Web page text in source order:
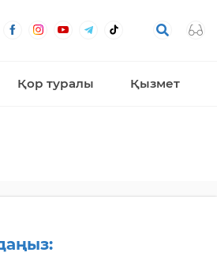
Қор туралы Қызмет